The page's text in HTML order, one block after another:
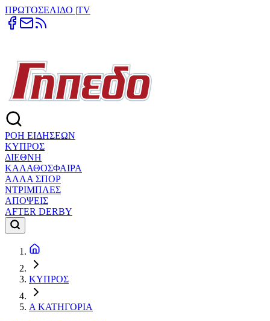
ΠΡΩΤΟΣΕΛΙΔΟ |TV
ΡΟΗ ΕΙΔΗΣΕΩΝ
ΚΥΠΡΟΣ
ΔΙΕΘΝΗ
ΚΑΛΑΘΟΣΦΑΙΡΑ
ΑΛΛΑ ΣΠΟΡ
ΝΤΡΙΜΠΛΕΣ
ΑΠΟΨΕΙΣ
AFTER DERBY
ΚΥΠΡΟΣ
Α ΚΑΤΗΓΟΡΙΑ